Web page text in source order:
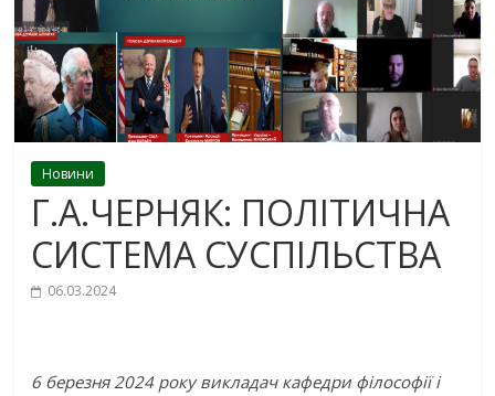
Новини
Г.А.ЧЕРНЯК: ПОЛІТИЧНА
СИСТЕМА СУСПІЛЬСТВА
06.03.2024
6 березня 2024 року викладач кафедри філософії і